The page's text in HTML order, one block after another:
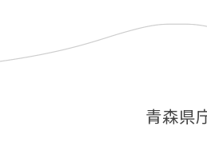
青森県